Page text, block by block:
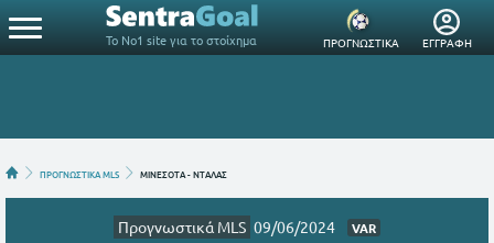
Το Νο1 site για το στοίχημα ΠΡΟΓΝΩΣΤΙΚΑ ΕΓΓΡΑΦΗ
ΠΡΟΓΝΩΣΤΙΚΑ MLS ΜΙΝΕΣΟΤΑ - ΝΤΑΛΑΣ
Προγνωστικά MLS 09/06/2024 VAR